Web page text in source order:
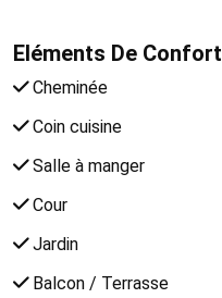
Eléments De Confort
Cheminée
Coin cuisine
Salle à manger
Cour
Jardin
Balcon / Terrasse